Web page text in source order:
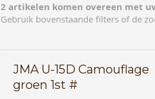
2 artikelen komen overeen met
Gebruik bovenstaande filters of de
JMA U-15D Camouflage
groen 1st #